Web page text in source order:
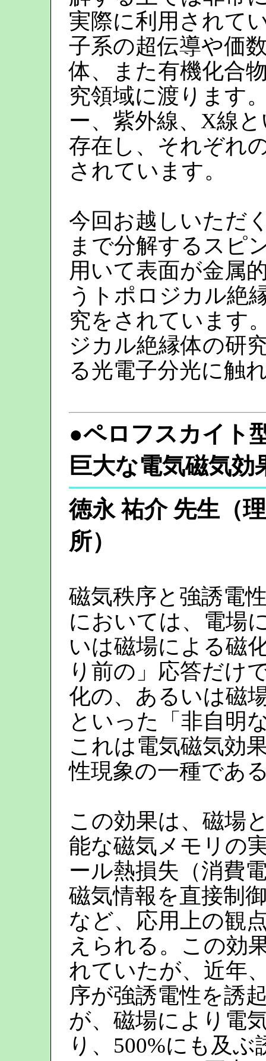
実際に利用されて
子系の超伝導や価
体、また有機化合
究領域に渡ります
ー、紫外線、X線
存在し、それぞれ
されています。
今回お越しいただ
まで分解するスピ
用いて表面が金属
うトポロジカル絶
究をされています
ジカル絶縁体の研
る光電子分光に触
●ペロフスカイト
巨大な電気磁気効
徳永 祐介 先生（
所）
磁気秩序と強誘電
においては、電場
いは磁場による磁
り前の」応答だけ
化の、あるいは磁
といった「非自明
これは電気磁気効
性現象の一種であ
この効果は、磁場
能な磁気メモリの
ール熱損失（消費
磁気情報を直接制
など、応用上の観
えられる。この効
れていたが、近年
序が強誘電性を誘
が、磁場により電
り、500%にも及